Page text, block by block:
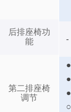
后排座椅功
能
第二排座椅
调节
-